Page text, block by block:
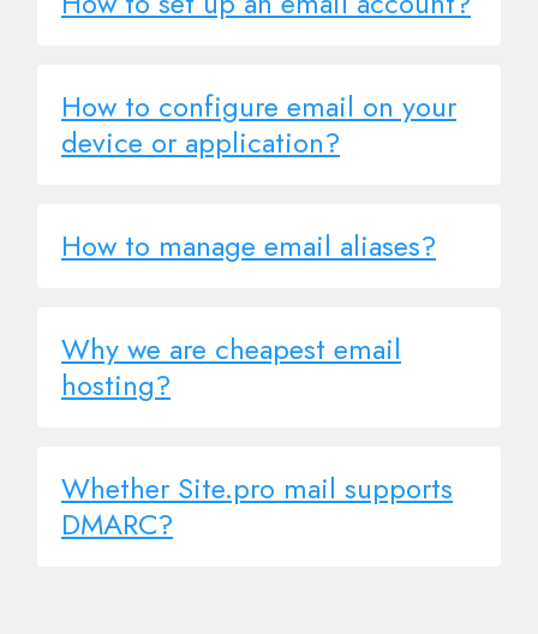
How to configure email on your
device or application?
How to manage email aliases?
Why we are cheapest email
hosting?
Whether Site.pro mail supports
DMARC?